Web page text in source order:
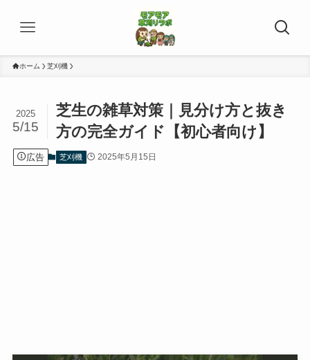
ホーム 芝刈機
芝生の雑草対策｜見分け方と抜き
方の完全ガイド【初心者向け】
2025
5/15
広告 芝刈機 2025年5月15日